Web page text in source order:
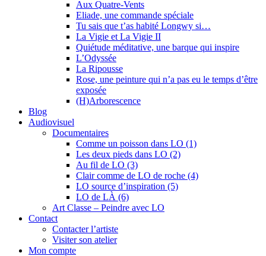
Aux Quatre-Vents
Eliade, une commande spéciale
Tu sais que t’as habité Longwy si…
La Vigie et La Vigie II
Quiétude méditative, une barque qui inspire
L’Odyssée
La Ripousse
Rose, une peinture qui n’a pas eu le temps d’être
exposée
(H)Arborescence
Blog
Audiovisuel
Documentaires
Comme un poisson dans LO (1)
Les deux pieds dans LO (2)
Au fil de LO (3)
Clair comme de LO de roche (4)
LO source d’inspiration (5)
LO de LÀ (6)
Art Classe – Peindre avec LO
Contact
Contacter l’artiste
Visiter son atelier
Mon compte